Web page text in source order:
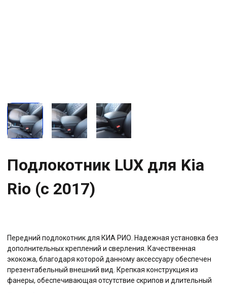
Подлокотник LUX для Kia
Rio (с 2017)
Передний подлокотник для КИА РИО. Надежная установка без
дополнительных креплений и сверления. Качественная
экокожа, благодаря которой данному аксессуару обеспечен
презентабельный внешний вид. Крепкая конструкция из
фанеры, обеспечивающая отсутствие скрипов и длительный